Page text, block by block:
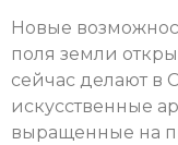
Новые
поля земли
сейчас делают в
искусственные
выращенные на